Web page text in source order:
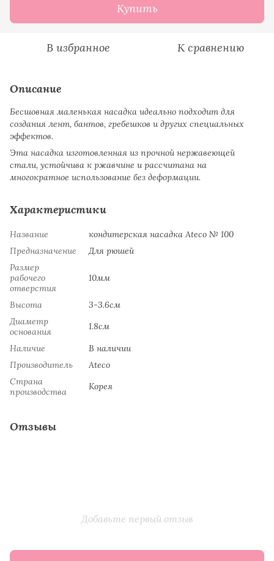
Купить
В избранное К сравнению
Описание
Бесшовная маленькая насадка идеально подходит для
создания лент, бантов, гребешков и других специальных
эффектов.
Эта насадка изготовленная из прочной нержавеющей
стали, устойчива к ржавчине и рассчитана на
многократное использование без деформации.
Характеристики
Название
кондитерская насадка Ateco № 100
Предназначение
Для рюшей
Размер
рабочего
отверстия
10мм
Высота
3-3.6см
Диаметр
основания
1.8см
Наличие
В наличии
Производитель
Ateco
Страна
производства
Koрeя
Отзывы
Добавьте первый отзыв